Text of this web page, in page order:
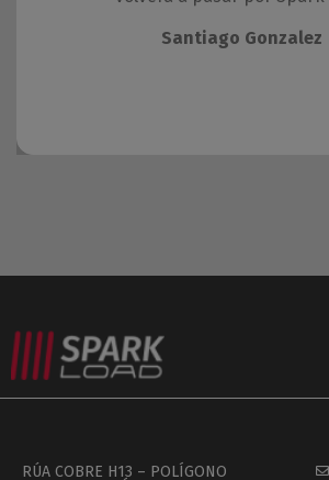
Santiago Gonzalez
RÚA COBRE H13 – POLÍGONO